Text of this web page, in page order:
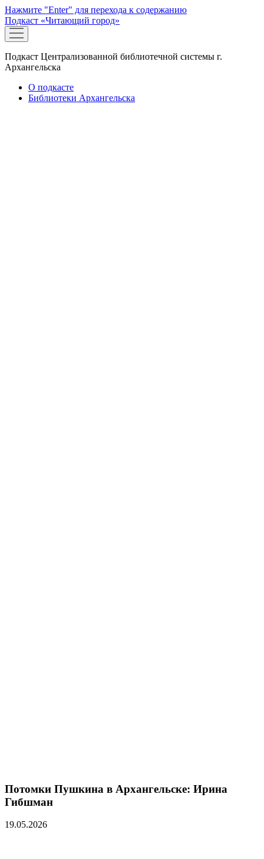
Нажмите "Enter" для перехода к содержанию
Подкаст «Читающий город»
открыть
меню
Подкаст Централизованной библиотечной системы г.
Архангельска
О подкасте
Библиотеки Архангельска
Потомки Пушкина в Архангельске: Ирина
Гибшман
19.05.2026